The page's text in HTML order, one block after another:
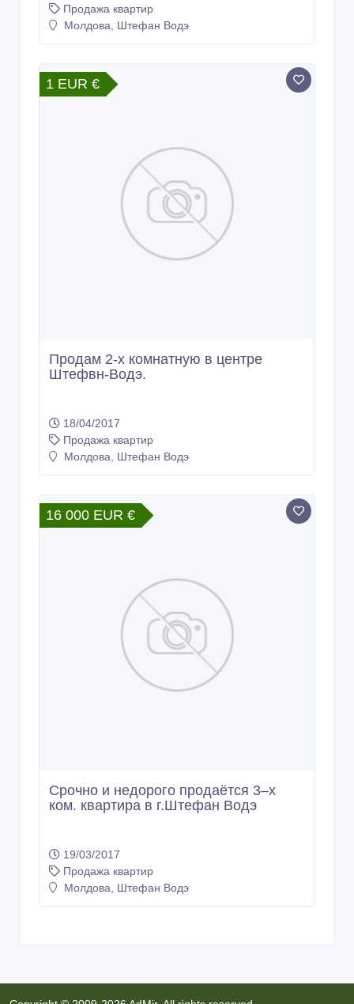
Продажа квартир
Молдова, Штефан Водэ
1 EUR €
Продам 2-х комнатную в центре
Штефвн-Водэ.
18/04/2017
Продажа квартир
Молдова, Штефан Водэ
16 000 EUR €
Срочно и недорого продаётся 3–х
ком. квартира в г.Штефан Водэ
19/03/2017
Продажа квартир
Молдова, Штефан Водэ